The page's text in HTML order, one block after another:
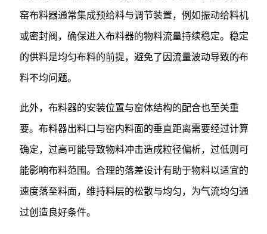
窑布料器通常集成预给料与调节装置，例如振动给料机
或密封阀，确保进入布料器的物料流量持续稳定。稳定
的供料是均匀布料的前提，避免了因流量波动导致的布
料不均问题。
此外，布料器的安装位置与窑体结构的配合也至关重
要。布料器出料口与窑内料面的垂直距离需要经过计算
确定，过高可能导致物料冲击造成粒径偏析，过低则可
能影响布料范围。合理的落差设计有助于物料以适宜的
速度落至料面，维持料层的松散与均匀，为气流均匀通
过创造良好条件。